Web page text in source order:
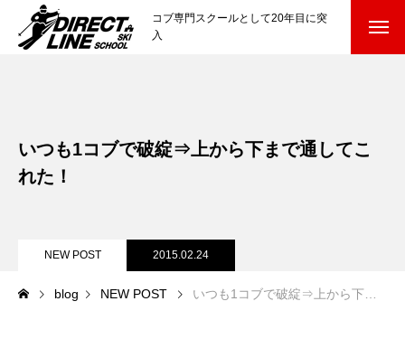
コブ専門スクールとして20年目に突
入
参加までの流れ
参加費のお支払い
各会場の集合場所
いつも1コブで破綻⇒上から下まで通してこ
れた！
NEW POST 2015.02.24
blog NEW POST いつも1コブで破綻⇒上から下まで通してこれた！